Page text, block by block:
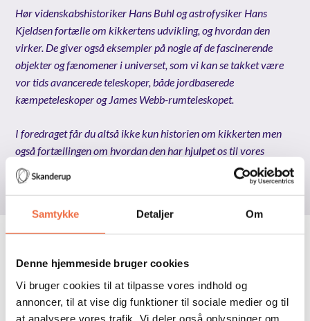
Samtykke Detaljer Om
Denne hjemmeside bruger cookies
Vi bruger cookies til at tilpasse vores indhold og
annoncer, til at vise dig funktioner til sociale medier og til
at analysere vores trafik. Vi deler også oplysninger om
Hør videnskabshistoriker Hans Buhl og astrofysiker Hans
Kjeldsen fortælle om kikkertens udvikling, og hvordan den
virker. De giver også eksempler på nogle af de fascinerende
objekter og fænomener i universet, som vi kan se takket være
vor tids avancerede teleskoper, både jordbaserede
kæmpeteleskoper og James Webb-rumteleskopet.
I foredraget får du altså ikke kun historien om kikkerten men
også fortællingen om hvordan den har hjulpet os til vores
nuværende forståelse af universet.
Mærk pulsen…
Open post by skanderup_efterskole with ID 18275588110292873